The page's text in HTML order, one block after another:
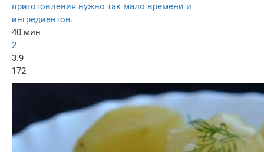
приготовления нужно так мало времени и
ингредиентов.
40 мин
2
3.9
172